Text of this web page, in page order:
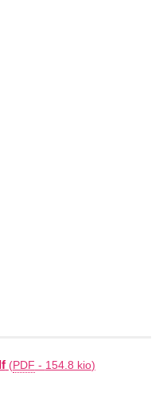
(PDF - 154.8 kio)